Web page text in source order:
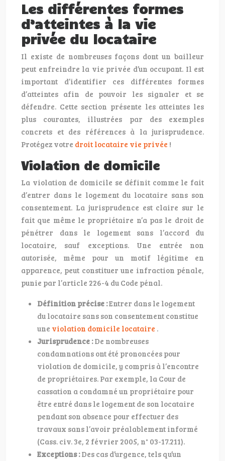
Les différentes formes
d’atteintes à la vie
privée du locataire
Il existe de nombreuses façons dont un bailleur
peut enfreindre la vie privée d’un occupant. Il est
important d’identifier ces différentes formes
d’atteintes afin de pouvoir les signaler et se
défendre. Cette section présente les atteintes les
plus courantes, illustrées par des exemples
concrets et des références à la jurisprudence.
Protégez votre droit locataire vie privée !
Violation de domicile
La violation de domicile se définit comme le fait
d’entrer dans le logement du locataire sans son
consentement. La jurisprudence est claire sur le
fait que même le propriétaire n’a pas le droit de
pénétrer dans le logement sans l’accord du
locataire, sauf exceptions. Une entrée non
autorisée, même pour un motif légitime en
apparence, peut constituer une infraction pénale,
punie par l’article 226-4 du Code pénal.
Définition précise :Entrer dans le logement
du locataire sans son consentement constitue
une violation domicile locataire .
Jurisprudence :De nombreuses
condamnations ont été prononcées pour
violation de domicile, y compris à l’encontre
de propriétaires. Par exemple, la Cour de
cassation a condamné un propriétaire pour
être entré dans le logement de son locataire
pendant son absence pour effectuer des
travaux sans l’avoir préalablement informé
(Cass. civ. 3e, 2 février 2005, n° 03-17.211).
Exceptions :Des cas d’urgence, tels qu’un